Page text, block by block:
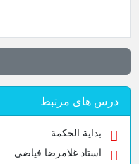
درس های مرتبط
بدایة الحکمة
استاد غلامرضا فیاضی